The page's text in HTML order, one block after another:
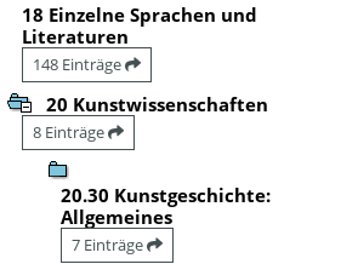
18 Einzelne Sprachen und
Literaturen
148 Einträge
20 Kunstwissenschaften
8 Einträge
20.30 Kunstgeschichte:
Allgemeines
7 Einträge